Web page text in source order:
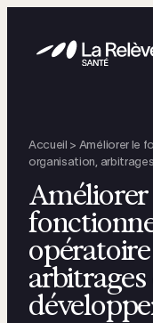
Nos solutions
Ressources
Accueil > Améliorer le
organisation,
Améliorer
arbitrages